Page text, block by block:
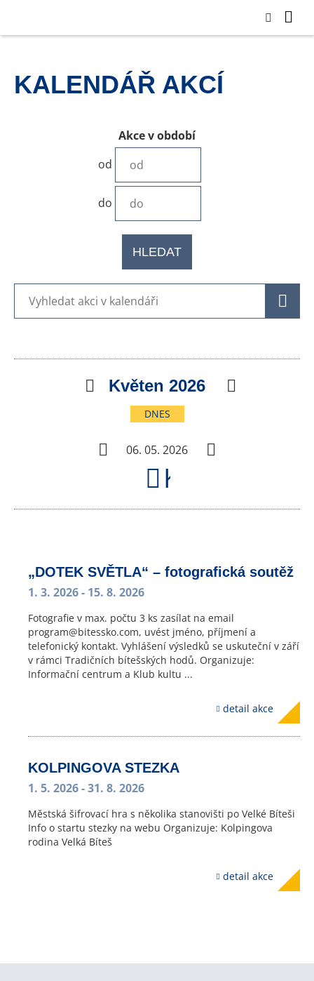
KALENDÁŘ AKCÍ
Akce v období
od
do
HLEDAT
Předchozí
Květen 2026
DNES
Předchozí
06. 05. 2026
Kalendář
„DOTEK SVĚTLA“ – fotografická soutěž
1. 3. 2026- 15. 8. 2026
Fotografie v max. počtu 3 ks zasílat na email
program@bitessko.com, uvést jméno, příjmení a
telefonický kontakt. Vyhlášení výsledků se uskuteční v září
v rámci Tradičních bítešských hodů. Organizuje:
Informační centrum a Klub kultu ...
detail akce
KOLPINGOVA STEZKA
1. 5. 2026- 31. 8. 2026
Městská šifrovací hra s několika stanovišti po Velké Bíteši
Info o startu stezky na webu Organizuje: Kolpingova
rodina Velká Bíteš
detail akce